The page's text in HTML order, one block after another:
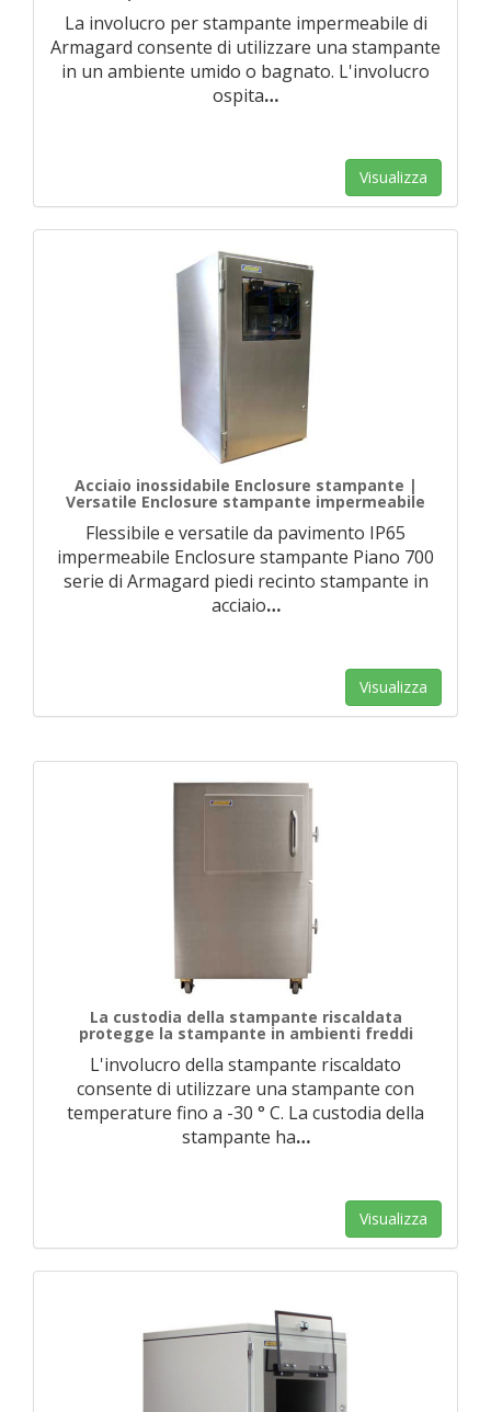
La involucro per stampante impermeabile di
Armagard consente di utilizzare una stampante
in un ambiente umido o bagnato. L'involucro
ospita…
Visualizza
Acciaio inossidabile Enclosure stampante |
Versatile Enclosure stampante impermeabile
Flessibile e versatile da pavimento IP65
impermeabile Enclosure stampante Piano 700
serie di Armagard piedi recinto stampante in
acciaio…
Visualizza
La custodia della stampante riscaldata
protegge la stampante in ambienti freddi
L'involucro della stampante riscaldato
consente di utilizzare una stampante con
temperature fino a -30 ° C. La custodia della
stampante ha…
Visualizza